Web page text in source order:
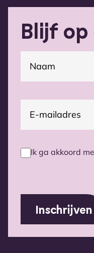
Blijf
E-
mailadres
Privacy
Ik ga akkoord